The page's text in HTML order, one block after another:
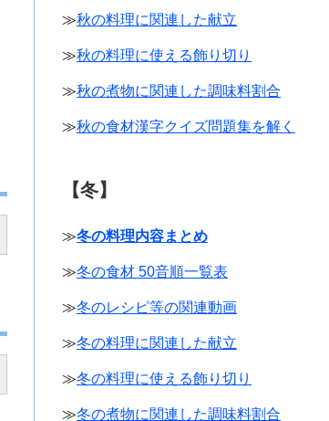
≫秋の料理に関連した献立
≫秋の料理に使える飾り切り
≫秋の煮物に関連した調味料割合
≫秋の食材漢字クイズ問題集を解く
【冬】
≫冬の料理内容まとめ
≫冬の食材 50音順一覧表
≫冬のレシピ等の関連動画
≫冬の料理に関連した献立
≫冬の料理に使える飾り切り
≫冬の煮物に関連した調味料割合